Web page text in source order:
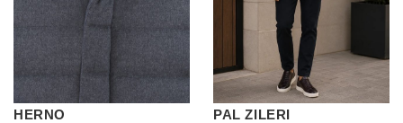
HERNO PAL ZILERI